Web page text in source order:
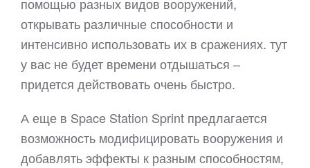
помощью разных видов вооружений,
открывать различные способности и
интенсивно использовать их в сражениях. тут
у вас не будет времени отдышаться –
придется действовать очень быстро.
А еще в Space Station Sprint предлагается
возможность модифицировать вооружения и
добавлять эффекты к разным способностям,